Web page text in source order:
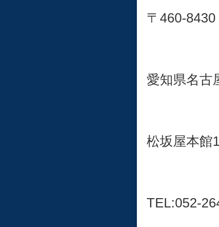
〒460-8430
愛知県名古
松坂屋本館
TEL:052-